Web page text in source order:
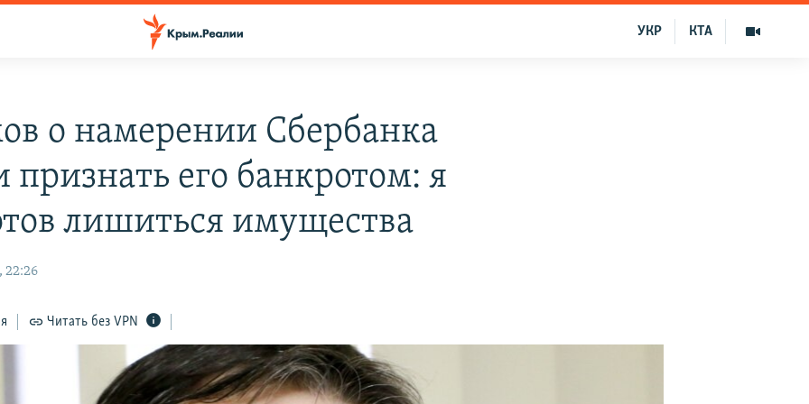
КТА
УКР
о намерении Сбербанка
признать его банкротом: я
лишиться имущества
22:26
Читать без VPN